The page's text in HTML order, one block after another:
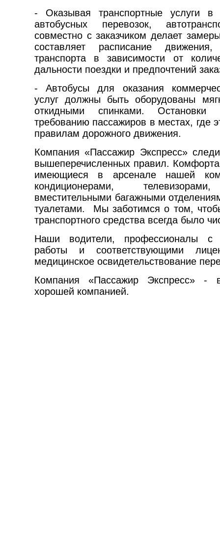
- Оказывая транспортные услуги в
автобусных перевозок,
совместно с заказчиком делает
составляет расписание
транспорта в зависимости от
дальности поездки и предпочтений
- Автобусы для оказания
услуг должны быть оборудованы
откидными спинками. Остановки
требованию пассажиров в местах, где
правилам дорожного движения.
Компания «Пассажир Экспресс»
вышеперечисленных правил.
имеющиеся в арсенале нашей
кондиционерами,
вместительными багажными
туалетами. Мы заботимся о том,
транспортного средства всегда было
Наши водители, профессионалы
работы и соответствующими
медицинское освидетельствование
Компания «Пассажир Экспресс»
хорошей компанией.